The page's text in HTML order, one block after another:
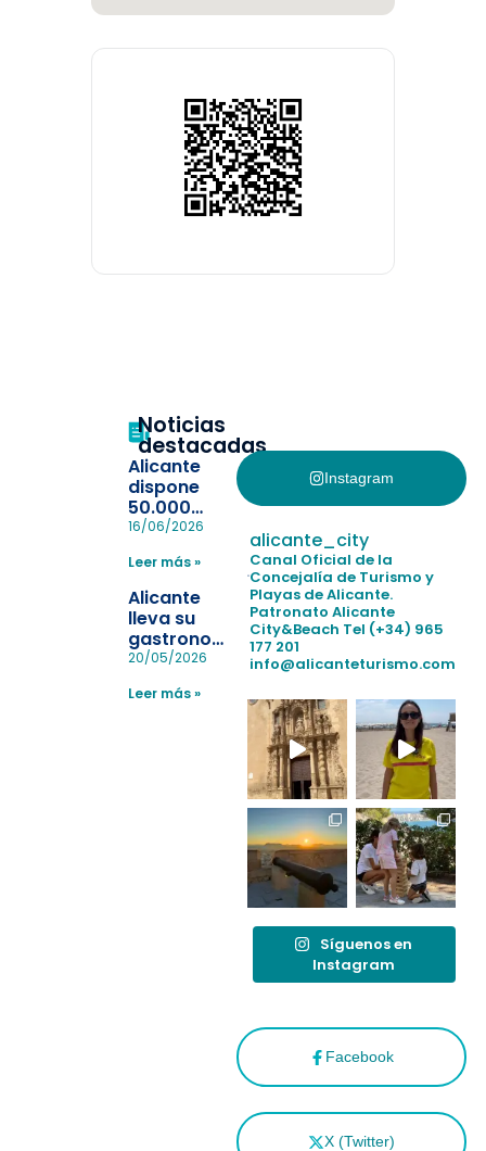
Noticias
destacadas
Alicante
dispone
50.000
pulseras
la
pérdida de niños
en las
playas y
realiza con
éxito un
simulacro de socorrismo
16/06/2026
Leer más »
Alicante
lleva su
gastronomía
a Madrid
reforzar el
20/05/2026
Leer más »
Instagram
Facebook
X (Twitter)
alicante_city
Canal Oficial de la
Concejalía de Turismo y
Playas de Alicante.
Patronato Alicante
City&Beach Tel (+34) 965
177 201
info@alicanteturismo.com
Síguenos en
Instagram